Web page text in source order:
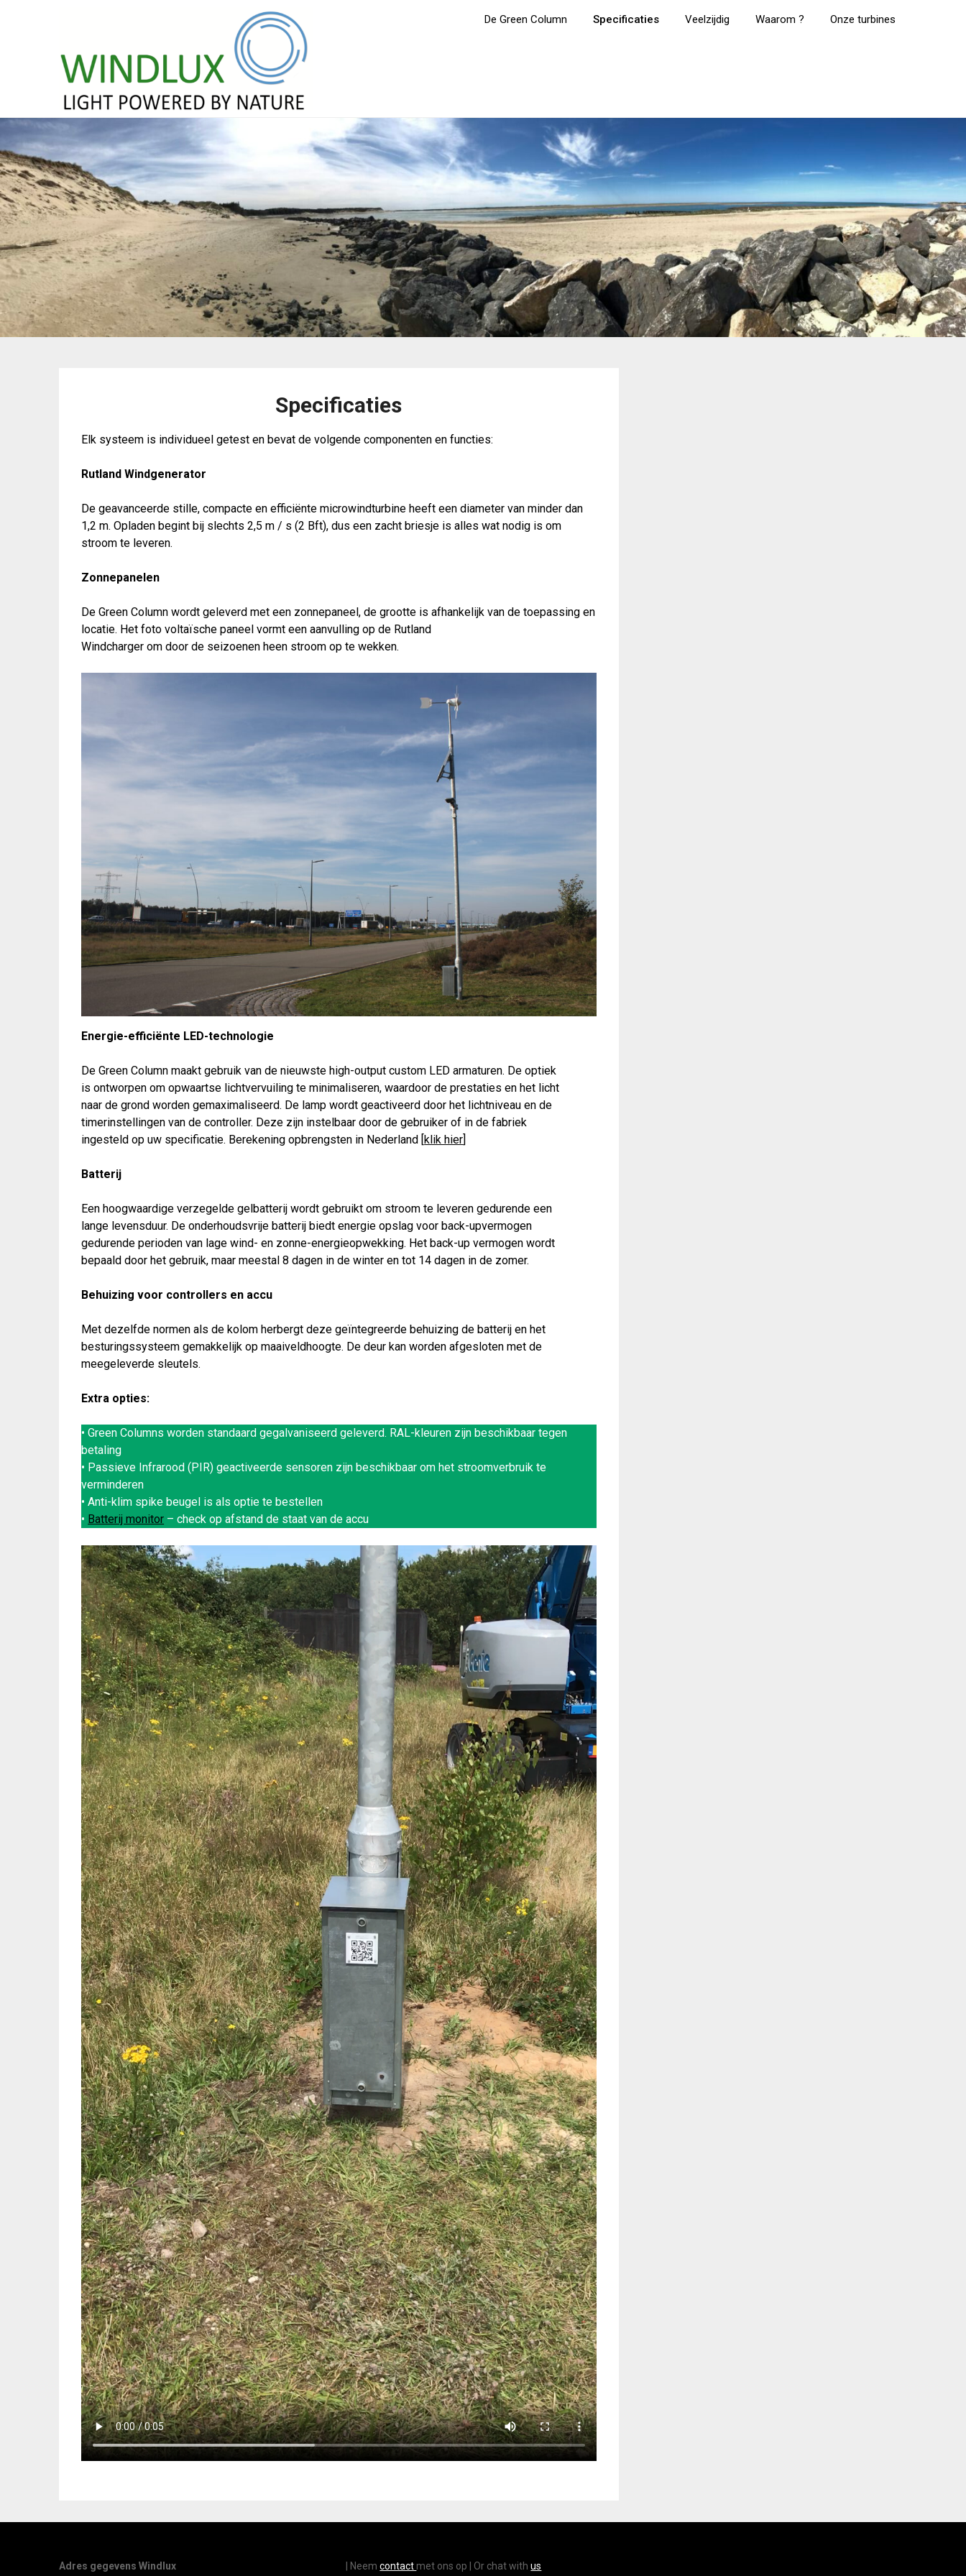
De Green Column Specificaties Veelzijdig Waarom ? Onze turbines
Specificaties
Elk systeem is individueel getest en bevat de volgende componenten en functies:
Rutland Windgenerator
De geavanceerde stille, compacte en efficiënte microwindturbine heeft een diameter van minder dan
1,2 m. Opladen begint bij slechts 2,5 m / s (2 Bft), dus een zacht briesje is alles wat nodig is om
stroom te leveren.
Zonnepanelen
De Green Column wordt geleverd met een zonnepaneel, de grootte is afhankelijk van de toepassing en
locatie. Het foto voltaïsche paneel vormt een aanvulling op de Rutland
Windcharger om door de seizoenen heen stroom op te wekken.
Energie-efficiënte LED-technologie
De Green Column maakt gebruik van de nieuwste high-output custom LED armaturen. De optiek
is ontworpen om opwaartse lichtvervuiling te minimaliseren, waardoor de prestaties en het licht
naar de grond worden gemaximaliseerd. De lamp wordt geactiveerd door het lichtniveau en de
timerinstellingen van de controller. Deze zijn instelbaar door de gebruiker of in de fabriek
ingesteld op uw specificatie. Berekening opbrengsten in Nederland [ klik hier
Batterij
Een hoogwaardige verzegelde gelbatterij wordt gebruikt om stroom te leveren gedurende een
lange levensduur. De onderhoudsvrije batterij biedt energie opslag voor back-upvermogen
gedurende perioden van lage wind- en zonne-energieopwekking. Het back-up vermogen wordt
bepaald door het gebruik, maar meestal 8 dagen in de winter en tot 14 dagen in de zomer.
Behuizing voor controllers en accu
Met dezelfde normen als de kolom herbergt deze geïntegreerde behuizing de batterij en het
besturingssysteem gemakkelijk op maaiveldhoogte. De deur kan worden afgesloten met de
meegeleverde sleutels.
Extra opties:
• Green Columns worden standaard gegalvaniseerd geleverd. RAL-kleuren zijn beschikbaar tegen
betaling
• Passieve Infrarood (PIR) geactiveerde sensoren zijn beschikbaar om het stroomverbruik te
verminderen
• Anti-klim spike beugel is als optie te bestellen
• Batterij monitor – check op afstand de staat van de accu
Adres gegevens Windlux | Neemcontact met ons op | Or chat withus